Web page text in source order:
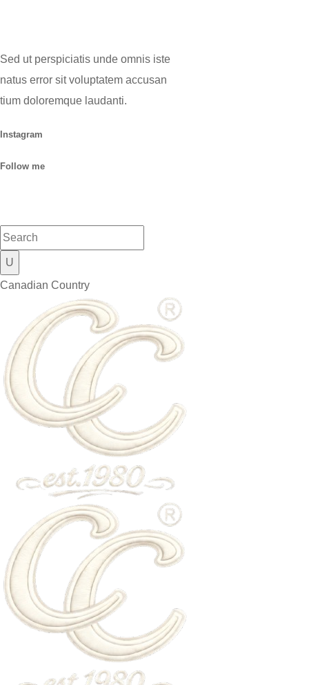
Sed ut perspiciatis unde omnis iste
natus error sit voluptatem accusan
tium doloremque laudanti.
Instagram
Follow me
Canadian Country